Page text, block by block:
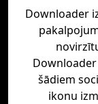
Downloader
šādiem
ikonu